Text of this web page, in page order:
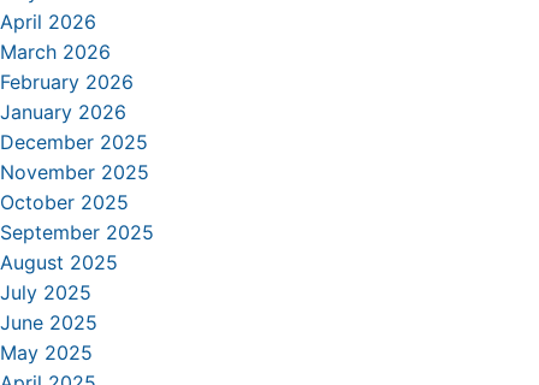
April 2026
March 2026
February 2026
January 2026
December 2025
November 2025
October 2025
September 2025
August 2025
July 2025
June 2025
May 2025